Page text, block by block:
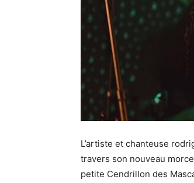
L’artiste et chanteuse
travers son nouveau
petite Cendrillon des